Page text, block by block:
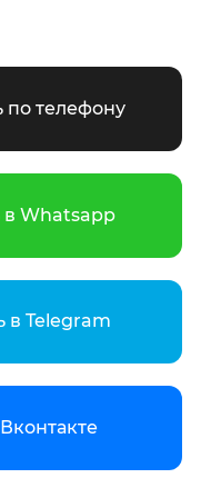
по телефону
в Whatsapp
в Telegram